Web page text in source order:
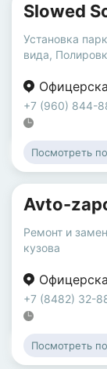
Slowed
Установка
вида,
+7 (960) 844-
Посмотреть
Avto-
Ремонт и
кузова
+7 (8482) 32-
Посмотреть